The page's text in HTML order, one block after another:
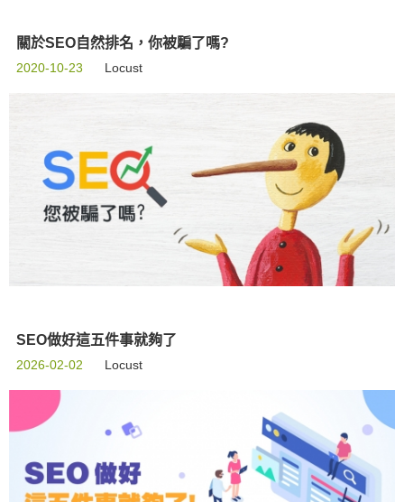
關於SEO自然排名，你被騙了嗎?
2020-10-23 Locust
SEO做好這五件事就夠了
2026-02-02 Locust